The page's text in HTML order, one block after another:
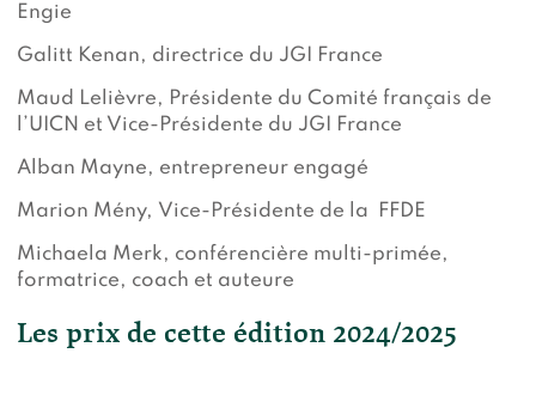
Engie
Galitt Kenan, directrice du JGI France
Maud Lelièvre, Présidente du Comité français de
l’UICN et Vice-Présidente du JGI France
Alban Mayne, entrepreneur engagé
Marion Mény, Vice-Présidente de la FFDE
Michaela Merk, conférencière multi-primée,
formatrice, coach et auteure
Les prix de cette édition 2024/2025